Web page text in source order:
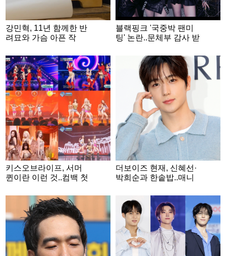
강민혁, 11년 함께한 반
려묘와 가슴 아픈 작
다"
블랙핑크 '국중박 팬미
팅' 논란..문체부 감사 받
수 [스타이슈]
키스오브라이프, 서머
퀸이란 이런 것..컴백 첫
더보이즈 현재, 신혜선·
박희순과 한솥밥..매니